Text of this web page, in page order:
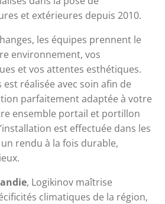
et extérieures depuis 2010.
les équipes prennent le
environnement, vos
et vos attentes esthétiques.
réalisée avec soin afin de
parfaitement adaptée à votre
ensemble portail et portillon
est effectuée dans les
rendu à la fois durable,
, Logikinov maîtrise
climatiques de la région,